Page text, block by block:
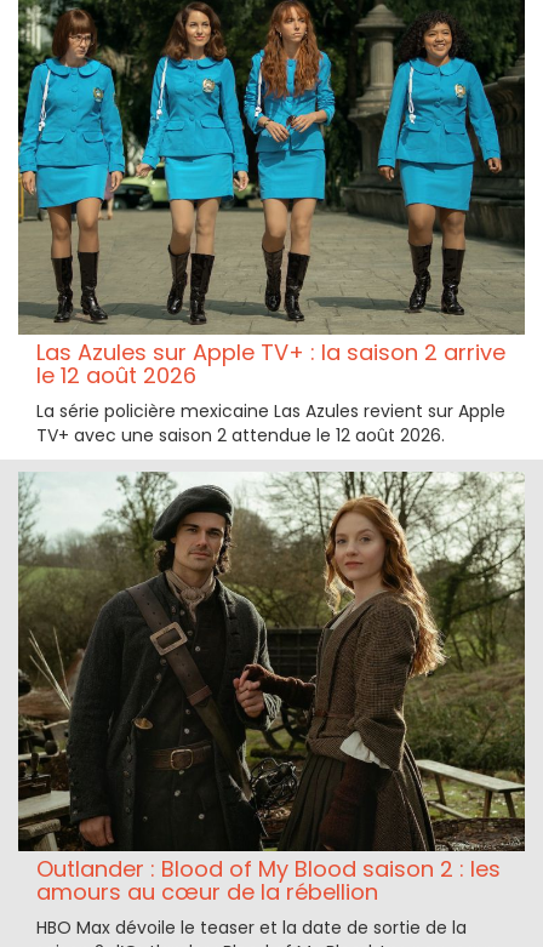
Las Azules sur Apple TV+ : la saison 2 arrive
le 12 août 2026
La série policière mexicaine Las Azules revient sur Apple
TV+ avec une saison 2 attendue le 12 août 2026.
Outlander : Blood of My Blood saison 2 : les
amours au cœur de la rébellion
HBO Max dévoile le teaser et la date de sortie de la